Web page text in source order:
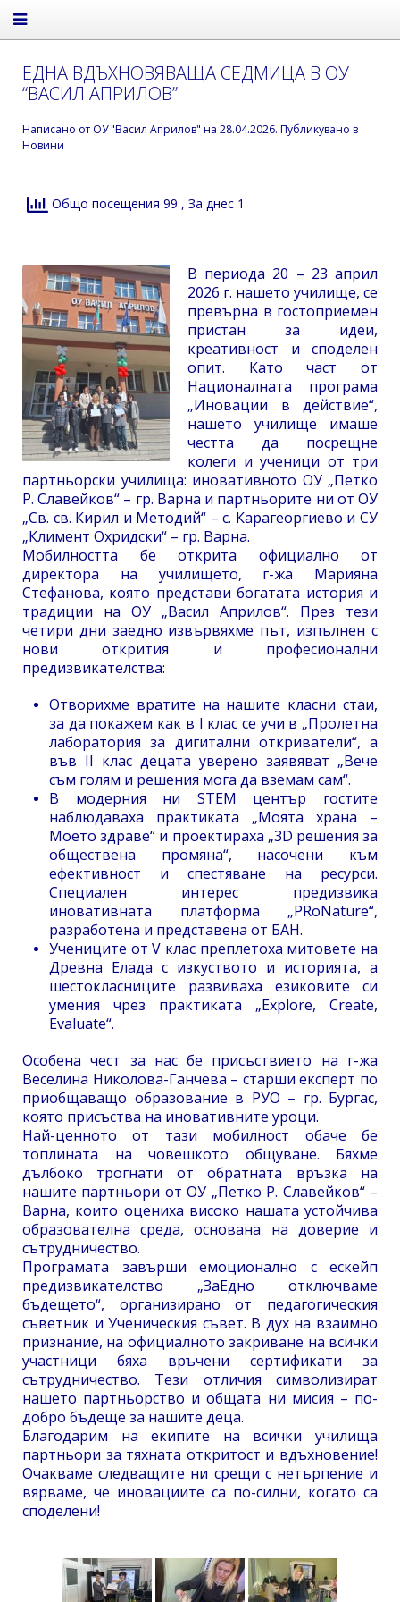
ЕДНА ВДЪХНОВЯВАЩА СЕДМИЦА В ОУ
“ВАСИЛ АПРИЛОВ”
Написано от ОУ "Васил Априлов" на 28.04.2026. Публикувано в
Новини
Общо посещения 99 , За днес 1
В периода 20 – 23 април
2026 г. нашето училище, се
превърна в гостоприемен
пристан за идеи,
креативност и споделен
опит. Като част от
Националната програма
„Иновации в действие“,
нашето училище имаше
честта да посрещне
колеги и ученици от три
партньорски училища: иновативното ОУ „Петко
Р. Славейков“ – гр. Варна и партньорите ни от ОУ
„Св. св. Кирил и Методий“ – с. Карагеоргиево и СУ
„Климент Охридски“ – гр. Варна.
Мобилността бе открита официално от
директора на училището, г-жа Марияна
Стефанова, която представи богатата история и
традиции на ОУ „Васил Априлов“. През тези
четири дни заедно извървяхме път, изпълнен с
нови открития и професионални
предизвикателства:
Отворихме вратите на нашите класни стаи,
за да покажем как в I клас се учи в „Пролетна
лаборатория за дигитални откриватели“, а
във II клас децата уверено заявяват „Вече
съм голям и решения мога да вземам сам“.
В модерния ни STEM център гостите
наблюдаваха практиката „Моята храна –
Моето здраве“ и проектираха „3D решения за
обществена промяна“, насочени към
ефективност и спестяване на ресурси.
Специален интерес предизвика
иновативната платформа „PRoNature“,
разработена и представена от БАН.
Учениците от V клас преплетоха митовете на
Древна Елада с изкуството и историята, а
шестокласниците развиваха езиковите си
умения чрез практиката „Explore, Create,
Evaluate“.
Особена чест за нас бе присъствието на г-жа
Веселина Николова-Ганчева – старши експерт по
приобщаващо образование в РУО – гр. Бургас,
която присъства на иновативните уроци.
Най-ценното от тази мобилност обаче бе
топлината на човешкото общуване. Бяхме
дълбоко трогнати от обратната връзка на
нашите партньори от ОУ „Петко Р. Славейков“ –
Варна, които оцениха високо нашата устойчива
образователна среда, основана на доверие и
сътрудничество.
Програмата завърши емоционално с ескейп
предизвикателство „ЗаЕдно отключваме
бъдещето“, организирано от педагогическия
съветник и Ученическия съвет. В дух на взаимно
признание, на официалното закриване на всички
участници бяха връчени сертификати за
сътрудничество. Тези отличия символизират
нашето партньорство и общата ни мисия – по-
добро бъдеще за нашите деца.
Благодарим на екипите на всички училища
партньори за тяхната откритост и вдъхновение!
Очакваме следващите ни срещи с нетърпение и
вярваме, че иновациите са по-силни, когато са
споделени!